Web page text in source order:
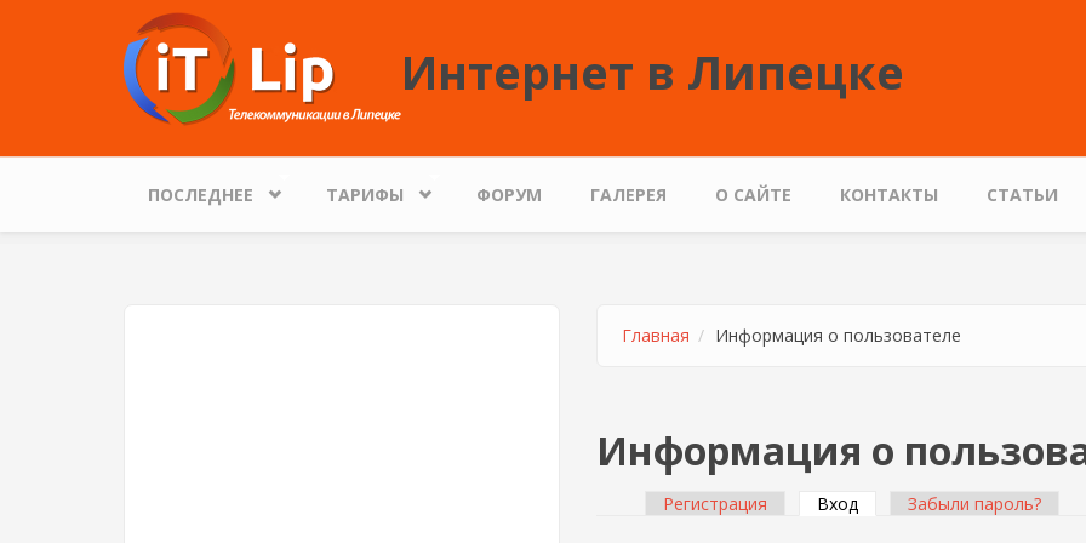
Перейти к основному содержанию
Интернет в Липецке
ПОСЛЕДНЕЕ ТАРИФЫ ФОРУМ ГАЛЕРЕЯ О САЙТЕ КОНТАКТЫ СТАТЬИ
Главная Информация о пользователе
Информация о
Регистрация Вход (активная вкладка)
Забыли пароль?